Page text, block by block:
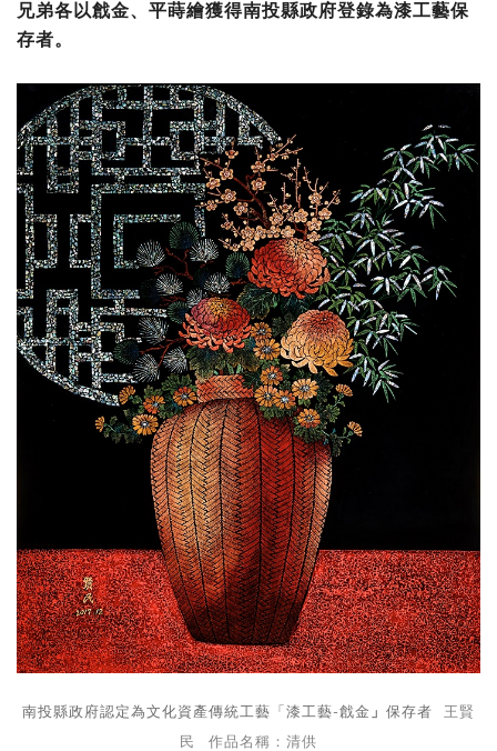
兄弟各以戧金、平蒔繪獲得南投縣政府登錄為漆工藝保
存者。
南投縣政府認定為文化資產傳統工藝「漆工藝-戧金 」 保存者
王賢
民 作品名稱：清供